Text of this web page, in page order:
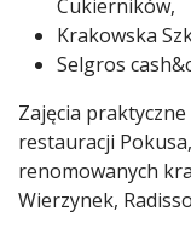
Cukierników,
Krakowska
Selgros
Zajęcia
restauracji
renomowanych
Wierzynek,